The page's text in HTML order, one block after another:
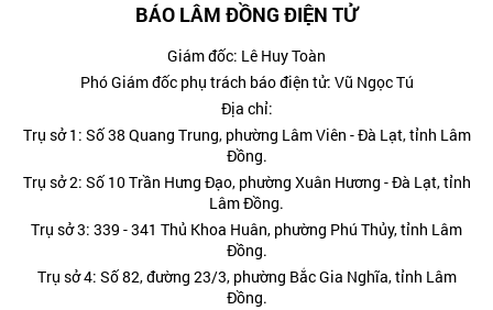
BÁO LÂM ĐỒNG ĐIỆN TỬ
Giám đốc: Lê Huy Toàn
Phó Giám đốc phụ trách báo điện tử: Vũ Ngọc Tú
Địa chỉ:
Trụ sở 1: Số 38 Quang Trung, phường Lâm Viên - Đà Lạt, tỉnh Lâm
Đồng.
Trụ sở 2: Số 10 Trần Hưng Đạo, phường Xuân Hương - Đà Lạt, tỉnh
Lâm Đồng.
Trụ sở 3: 339 - 341 Thủ Khoa Huân, phường Phú Thủy, tỉnh Lâm
Đồng.
Trụ sở 4: Số 82, đường 23/3, phường Bắc Gia Nghĩa, tỉnh Lâm
Đồng.